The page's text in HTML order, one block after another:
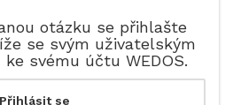
otázku se přihlašte
se svým uživatelským
svému účtu WEDOS.